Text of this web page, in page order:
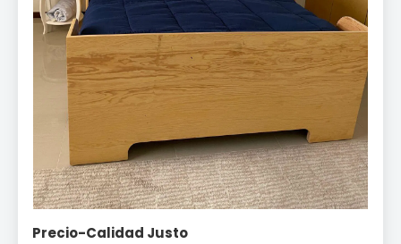
Precio-Calidad Justo